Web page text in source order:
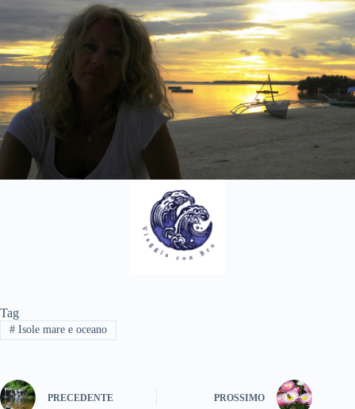
Tag
#Isole mare e oceano
PRECEDENTE PROSSIMO